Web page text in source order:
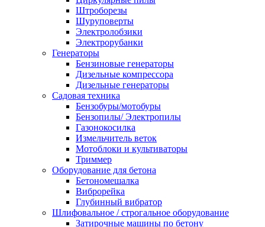
Штроборезы
Шуруповерты
Электролобзики
Электрорубанки
Генераторы
Бензиновые генераторы
Дизельные компрессора
Дизельные генераторы
Садовая техника
Бензобуры/мотобуры
Бензопилы/ Электропилы
Газонокосилка
Измельчитель веток
Мотоблоки и культиваторы
Триммер
Оборудование для бетона
Бетономешалка
Виброрейка
Глубинный вибратор
Шлифовальное / строгальное оборудование
Затирочные машины по бетону